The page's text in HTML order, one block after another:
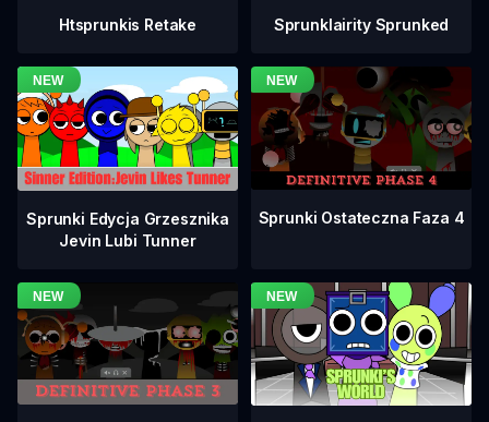
Htsprunkis Retake Sprunklairity Sprunked
Sprunki Edycja Grzesznika
Jevin Lubi Tunner
Sprunki Ostateczna Faza 4